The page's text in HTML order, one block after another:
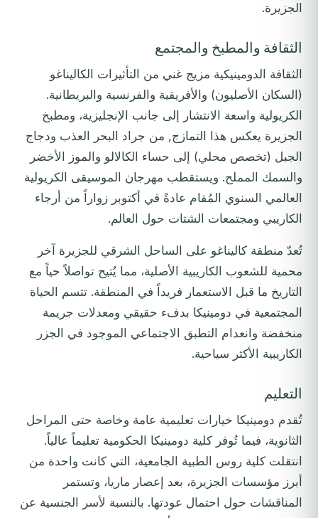
الجزيرة.
الثقافة والمطبخ والمجتمع
الثقافة الدومينيكية مزيج غني من التأثيرات الكاليناغو
(السكان الأصليون) والأفريقية والفرنسية والبريطانية.
الكريولية واسعة الانتشار إلى جانب الإنجليزية، ومطبخ
الجزيرة يعكس هذا التمازج, من جراد البحر العذب ودجاج
الجبل (تخصص محلي) إلى حساء الكالالو والموز الأخضر
والسمك المملح. ويستقطب مهرجان الموسيقى الكريولية
العالمي السنوي المُقام عادةً في أكتوبر زواراً من أرجاء
الكاريبي ومجتمعات الشتات حول العالم.
تُعدّ منطقة كاليناغو على الساحل الشرقي للجزيرة آخر
محمية للشعوب الكاريبية الأصلية، مما يُتيح تواصلاً حياً مع
التاريخ ما قبل الاستعمار فريداً في المنطقة. تتسم الحياة
المجتمعية في دومينيكا بدفء حقيقي ومعدلات جريمة
منخفضة وانعدام التطبق الاجتماعي الموجود في الجزر
الكاريبية الأكثر سياحية.
التعليم
تُقدم دومينيكا خيارات تعليمية عامة وخاصة حتى المراحل
الثانوية، فيما تُوفر كلية دومينيكا الحكومية تعليماً عالياً.
انتقلت كلية روس الطبية الجامعية، التي كانت واحدة من
أبرز مؤسسات الجزيرة، بعد إعصار ماريا، وتستمر
المناقشات حول احتمال عودتها. بالنسبة لأسر الجنسية عن